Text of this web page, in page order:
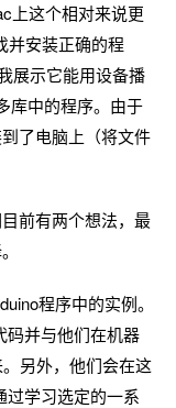
上这个相对来说更
并安装正确的程
展示它能用设备播
库中的程序。由于
了电脑上（将文件
前有两个想法，最
程序中的实例。
码并与他们在机器
另外，他们会在这
过学习选定的一系